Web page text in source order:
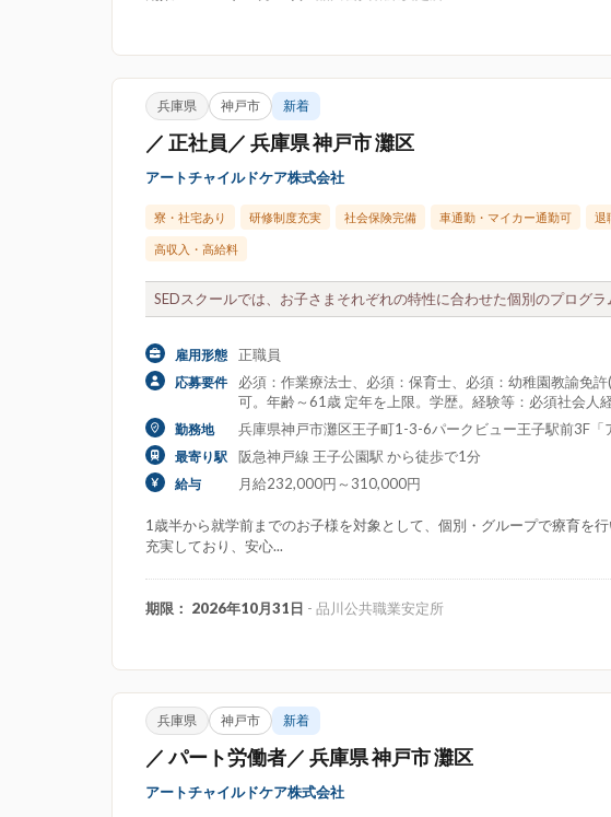
兵庫県 神戸市 新着
／ 正社員／ 兵庫県 神戸市 灘区
アートチャイルドケア株式会社
寮・社宅あり 研修制度充実 社会保険完備 車通勤・マイカー通勤可 退
高収入・高給料
SEDスクールでは、お子さまそれぞれの特性に合わせた個別のプログ
雇用形態 正職員
応募要件
必須：作業療法士、必須：保育士、必須：幼稚園教諭免
可。年齢～61歳 定年を上限。学歴。経験等：必須社会人
勤務地 兵庫県神戸市灘区王子町1-3-6パークビュー王子駅前3F「
最寄り駅 阪急神戸線 王子公園駅 から徒歩で1分
給与 月給232,000円～310,000円
1歳半から就学前までのお子様を対象として、個別・グループで療育を
充実しており、安心...
期限： 2026年10月31日 - 品川公共職業安定所
兵庫県 神戸市 新着
／ パート労働者／ 兵庫県 神戸市 灘区
アートチャイルドケア株式会社